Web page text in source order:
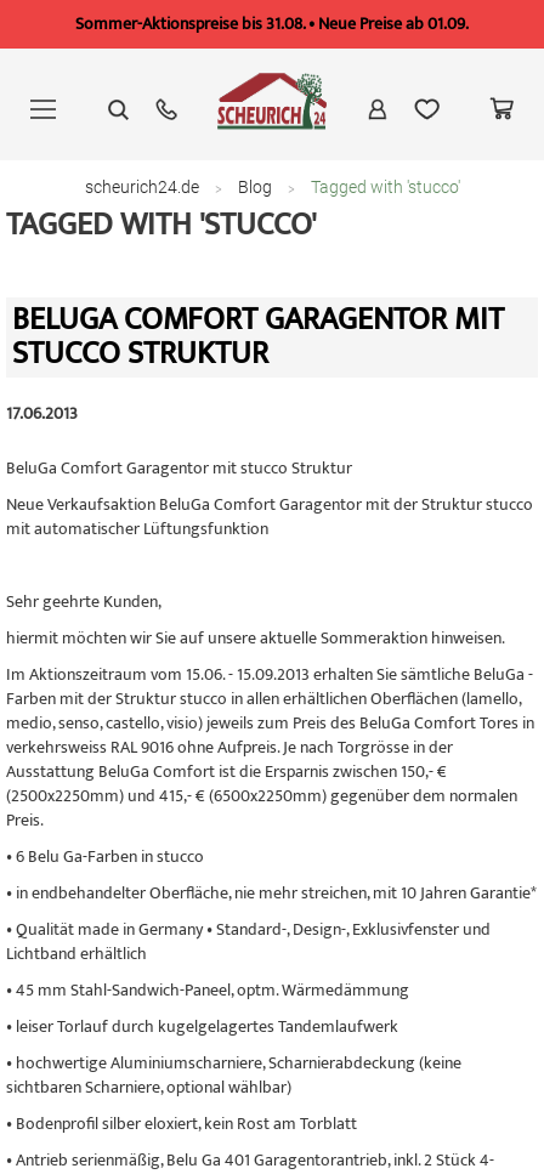
Sommer-Aktionspreise bis 31.08. • Neue Preise ab 01.09.
springen
scheurich24.de Blog Tagged with 'stucco'
TAGGED WITH 'STUCCO'
BELUGA COMFORT GARAGENTOR MIT
STUCCO STRUKTUR
17.06.2013
BeluGa Comfort Garagentor mit stucco Struktur
Neue Verkaufsaktion BeluGa Comfort Garagentor mit der Struktur stucco
mit automatischer Lüftungsfunktion
Sehr geehrte Kunden,
hiermit möchten wir Sie auf unsere aktuelle Sommeraktion hinweisen.
Im Aktionszeitraum vom 15.06. - 15.09.2013 erhalten Sie sämtliche BeluGa -
Farben mit der Struktur stucco in allen erhältlichen Oberflächen (lamello,
medio, senso, castello, visio) jeweils zum Preis des BeluGa Comfort Tores in
verkehrsweiss RAL 9016 ohne Aufpreis. Je nach Torgrösse in der
Ausstattung BeluGa Comfort ist die Ersparnis zwischen 150,- €
(2500x2250mm) und 415,- € (6500x2250mm) gegenüber dem normalen
Preis.
• 6 Belu Ga-Farben in stucco
• in endbehandelter Oberfläche, nie mehr streichen, mit 10 Jahren Garantie*
• Qualität made in Germany • Standard-, Design-, Exklusivfenster und
Lichtband erhältlich
• 45 mm Stahl-Sandwich-Paneel, optm. Wärmedämmung
• leiser Torlauf durch kugelgelagertes Tandemlaufwerk
• hochwertige Aluminiumscharniere, Scharnierabdeckung (keine
sichtbaren Scharniere, optional wählbar)
• Bodenprofil silber eloxiert, kein Rost am Torblatt
• Antrieb serienmäßig, Belu Ga 401 Garagentorantrieb, inkl. 2 Stück 4-